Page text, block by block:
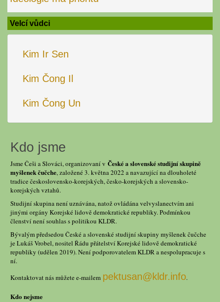
Velcí vůdci
Kim Ir Sen
Kim Čong Il
Kim Čong Un
Kdo jsme
Jsme Češi a Slováci, organizovaní v České a slovenské studijní skupině
myšlenek čučche, založené 3. května 2022 a navazující na dlouholeté
tradice československo-korejských, česko-korejských a slovensko-
korejských vztahů.
Studijní skupina není uznávána, natož ovládána velvyslanectvím ani
jinými orgány Korejské lidově demokratické republiky. Podmínkou
členství není souhlas s politikou KLDR.
Bývalým předsedou České a slovenské studijní skupiny myšlenek čučche
je Lukáš Vrobel, nositel Řádu přátelství Korejské lidově demokratické
republiky (udělen 2019). Není podporovatelem KLDR a nespolupracuje s
ní.
Kontaktovat nás můžete e-mailem pektusan@kldr.info.
Kdo nejsme